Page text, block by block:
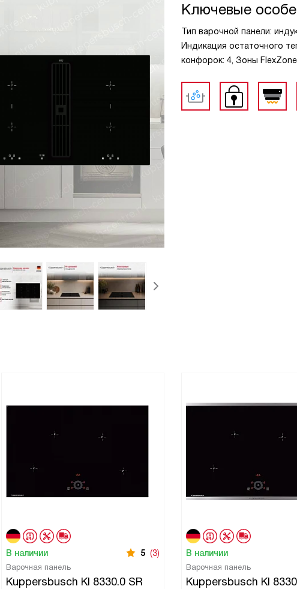
Ключевые
Тип варочной панели:
Индикация остаточного
конфорок: 4, Зоны
В наличии 5 (3)
Варочная панель
Kuppersbusch KI 8330.0 SR
В наличии
Варочная панель
Kuppersbusch KI